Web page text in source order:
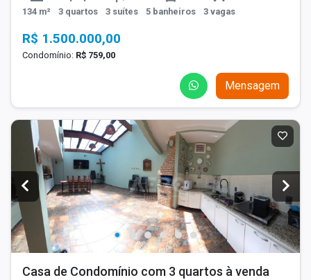
134 m² 3 quartos 3 suítes 5 banheiros 3 vagas
R$ 1.500.000,00
Condomínio: R$ 759,00
Mensagem
Casa de Condomínio com 3 quartos à venda